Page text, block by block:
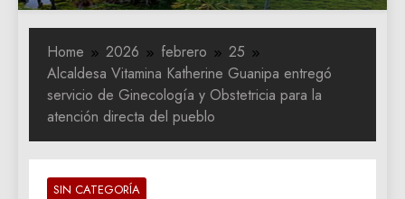
Home 2026 febrero
25
Alcaldesa Vitamina Katherine Guanipa entregó
servicio de Ginecología y Obstetricia para la
atención directa del pueblo
SIN CATEGORÍA